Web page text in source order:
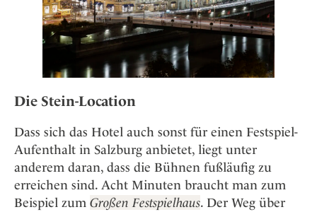
Die Stein-Location
Dass sich das Hotel auch sonst für einen Festspiel-
Aufenthalt in Salzburg anbietet, liegt unter
anderem daran, dass die Bühnen fußläufig zu
erreichen sind. Acht Minuten braucht man zum
Beispiel zum Großen Festspielhaus. Der Weg über